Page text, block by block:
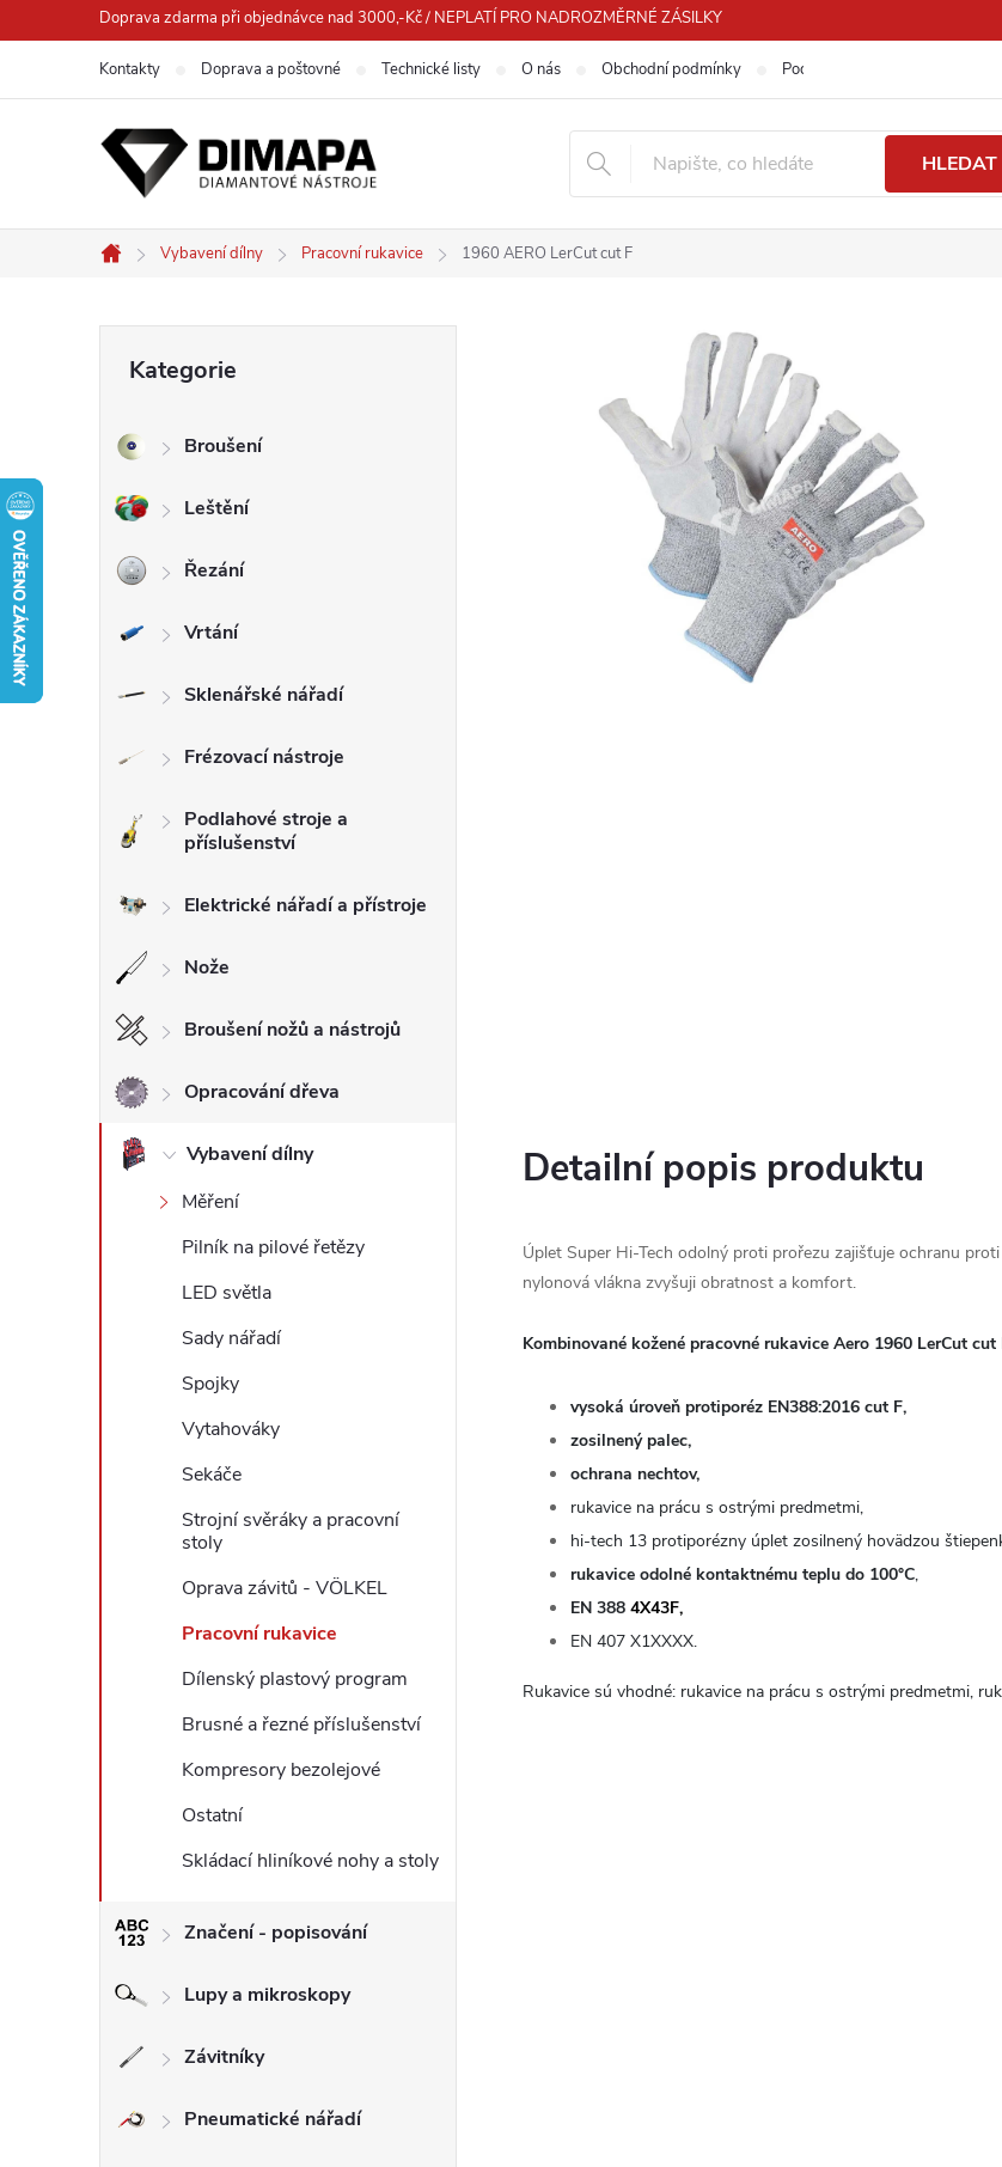
na
Doprava zdarma při objednávce nad 3000,-Kč / NEPLATÍ PRO NADROZMĚRNÉ ZÁSILKY
Kontakty Doprava a poštovné Technické listy O nás Obchodní podmínky Podmínky ochrany osobních
HLEDAT
Domů
Vybavení dílny Pracovní rukavice 1960 AERO LerCut cut F
s
a
n
n
p
n
e
l
kategorie
Kategorie
Broušení
Leštění
Řezání
Vrtání
Sklenářské nářadí
Frézovací nástroje
Podlahové stroje a
příslušenství
Elektrické nářadí a přístroje
Nože
Broušení nožů a nástrojů
Opracování dřeva
Vybavení dílny
Měření
Pilník na pilové řetězy
LED světla
Sady nářadí
Spojky
Vytahováky
Sekáče
Strojní svěráky a pracovní
stoly
Oprava závitů - VÖLKEL
Pracovní rukavice
Dílenský plastový program
Brusné a řezné příslušenství
Kompresory bezolejové
Ostatní
Skládací hliníkové nohy a stoly
Značení - popisování
Lupy a mikroskopy
Závitníky
Pneumatické nářadí
Detailní popis produktu
Úplet Super Hi-Tech odolný proti prořezu zajišťuje ochranu
nylonová vlákna zvyšuji obratnost a komfort.
Kombinované kožené pracovné rukavice Aero 1960 LerCut cut
vysoká úroveň protiporéz EN388:2016 cut F,
zosilnený palec,
ochrana nechtov,
rukavice na prácu s ostrými predmetmi,
hi-tech 13 protiporézny úplet zosilnený hovädzou
rukavice odolné kontaktnému teplu do 100°C,
EN 388 4X43F,
EN 407 X1XXXX.
Rukavice sú vhodné: rukavice na prácu s ostrými predmetmi,